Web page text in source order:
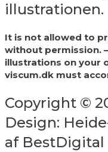
illustrationen.
It is not allowed to
without permission.
illustrations on your
viscum.dk must
Copyright ©
Design:
af BestDigital